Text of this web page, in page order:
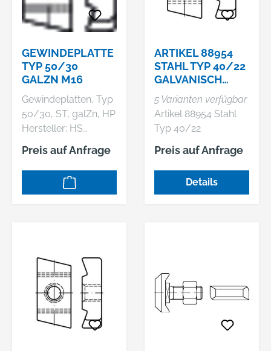
GEWINDEPLATTE
TYP 50/30
GALZN M16
Gewindeplatten, Typ
50/30, ST, galZn, HP
Hersteller: HS
Montagetechnik
GmbH, Robert-
Bosch-Straße 1/1,
71691 Freiberg am
Artikel 88955 Stahl
Typ 50/30
galvanisch verzinkt
Hakenkopf-
Gewindeplatten
(Gleitmuttern)
Preis auf Anfrage
ARTIKEL 88954
STAHL TYP 40/22
GALVANISCH
VERZINKT
HAKENKOPF-
GEWINDEPLATTE
N (GLEI
5 Varianten verfügbar
Artikel 88954 Stahl
Typ 40/22
galvanisch verzinkt
Hakenkopf-
Gewindeplatten
(Gleitmuttern)
Preis auf Anfrage
Details